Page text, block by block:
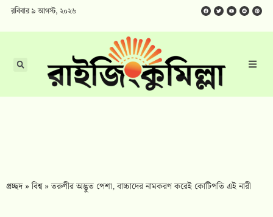
রবিবার ৯ আগস্ট, ২০২৬
প্রচ্ছদ»বিশ্ব»তরুণীর অদ্ভুত পেশা, বাচ্চাদের নামকরণ করেই কোটিপতি এই নারী